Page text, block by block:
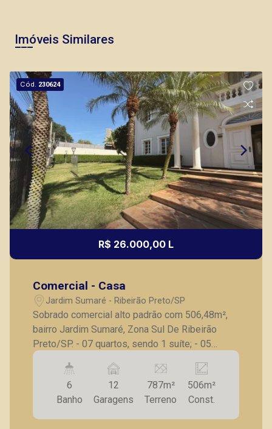
Imóveis Similares
Cód. 230624
R$ 26.000,00 L
Comercial - Casa
Jardim Sumaré - Ribeirão Preto/SP
Sobrado comercial alto padrão com 506,48m²,
bairro Jardim Sumaré, Zona Sul De Ribeirão
Preto/SP. - 07 quartos, sendo 1 suíte; - 05
banheiros; - Sala ampla; - Hall íntimo superior; -
Cozinha com armários; - Área de serviço; -
Quintal com piscina; - Canil; - Jardim; - 12 vagas
de garagem; - Próximo a Av. Presidente Vargas.
A Piramid tem como objetivo atender seus
6
Banho
12
Garagens
787m²
Terreno
506m²
Const.